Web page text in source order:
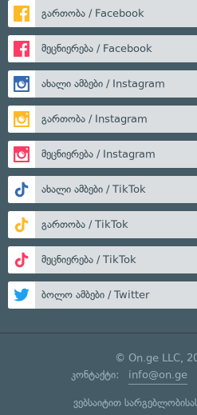
გართობა / Facebook
მეცნიერება / Facebook
ახალი ამბები / Instagram
გართობა / Instagram
მეცნიერება / Instagram
ახალი ამბები / TikTok
გართობა / TikTok
მეცნიერება / TikTok
ბოლო ამბები / Twitter
© On.ge LLC,
კონტაქტი: info@on.ge
ვებსაიტით